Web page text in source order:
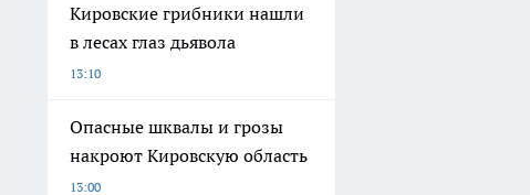
Кировские грибники нашли
в лесах глаз дьявола
13:10
Опасные шквалы и грозы
накроют Кировскую область
13:00